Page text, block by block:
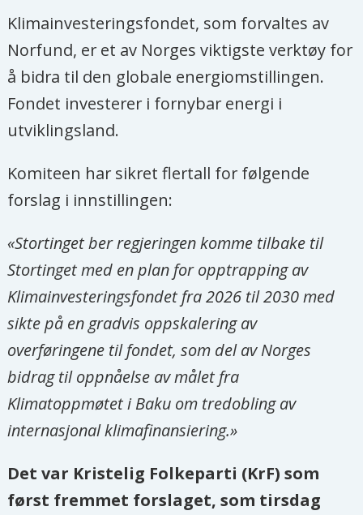
Klimainvesteringsfondet, som forvaltes av
Norfund, er et av Norges viktigste verktøy for
å bidra til den globale energiomstillingen.
Fondet investerer i fornybar energi i
utviklingsland.
Komiteen har sikret flertall for følgende
forslag i innstillingen:
«Stortinget ber regjeringen komme tilbake til
Stortinget med en plan for opptrapping av
Klimainvesteringsfondet fra 2026 til 2030 med
sikte på en gradvis oppskalering av
overføringene til fondet, som del av Norges
bidrag til oppnåelse av målet fra
Klimatoppmøtet i Baku om tredobling av
internasjonal klimafinansiering.»
Det var Kristelig Folkeparti (KrF) som
først fremmet forslaget, som tirsdag